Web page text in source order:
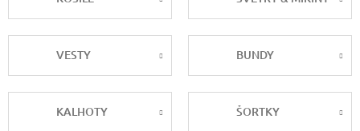
VESTY BUNDY
KALHOTY ŠORTKY